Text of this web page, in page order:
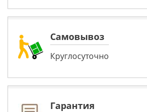
Самовывоз
Круглосуточно
Гарантия